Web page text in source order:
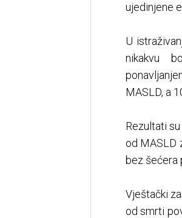
ujedinjene
U
nikakvu
MASLD, a
Rezultati
od MASLD
bez šećera
Vještački
od smrti